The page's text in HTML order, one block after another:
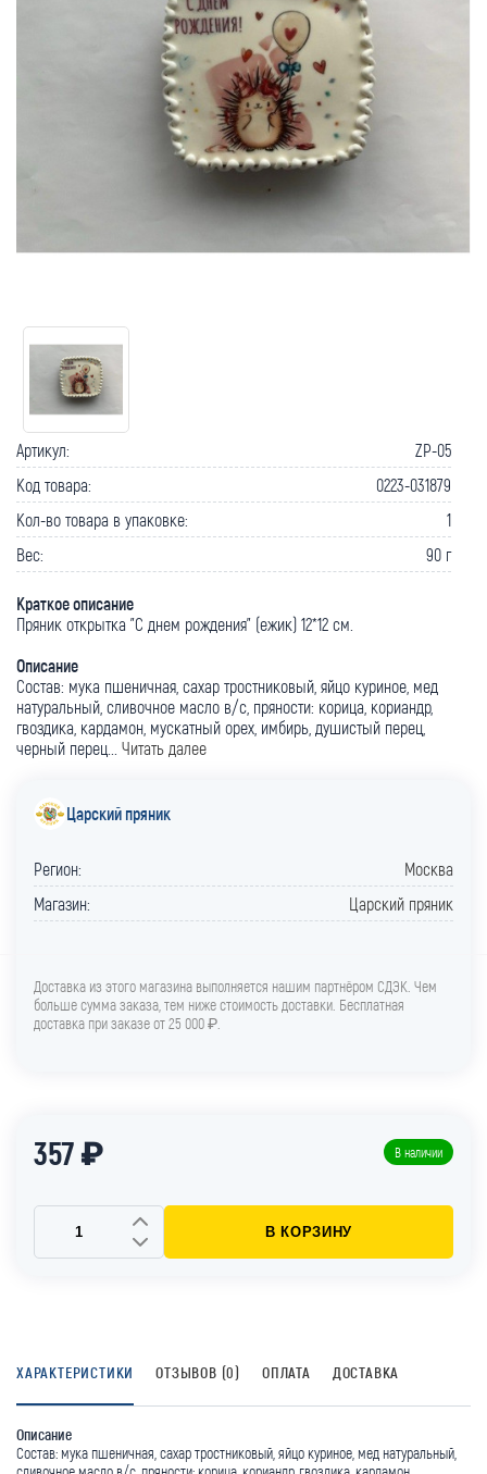
Артикул:
ZP-05
Код товара:
0223-031879
Кол-во товара в упаковке:
1
Вес:
90 г
Краткое описание
Пряник открытка "С днем рождения" (ежик) 12*12 см.
Описание
Состав: мука пшеничная, сахар тростниковый, яйцо куриное, мед
натуральный, сливочное масло в/с, пряности: корица, кориандр,
гвоздика, кардамон, мускатный орех, имбирь, душистый перец,
черный перец... Читать далее
Царский пряник
Регион:
Москва
Магазин:
Царский пряник
Доставка из этого магазина выполняется нашим партнёром СДЭК. Чем
больше сумма заказа, тем ниже стоимость доставки. Бесплатная
доставка при заказе от 25 000 ₽.
357 ₽ В наличии
В КОРЗИНУ
ХАРАКТЕРИСТИКИ ОТЗЫВОВ (0) ОПЛАТА ДОСТАВКА
Описание
Состав: мука пшеничная, сахар тростниковый, яйцо куриное, мед натуральный,